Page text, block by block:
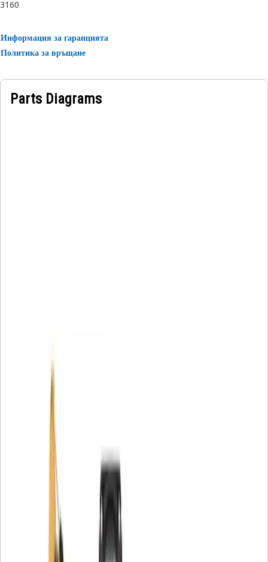
3160
Информация за гаранцията
Политика за връщане
Parts Diagrams